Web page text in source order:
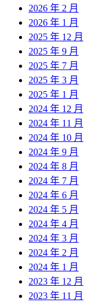
2026 年 2 月
2026 年 1 月
2025 年 12 月
2025 年 9 月
2025 年 7 月
2025 年 3 月
2025 年 1 月
2024 年 12 月
2024 年 11 月
2024 年 10 月
2024 年 9 月
2024 年 8 月
2024 年 7 月
2024 年 6 月
2024 年 5 月
2024 年 4 月
2024 年 3 月
2024 年 2 月
2024 年 1 月
2023 年 12 月
2023 年 11 月